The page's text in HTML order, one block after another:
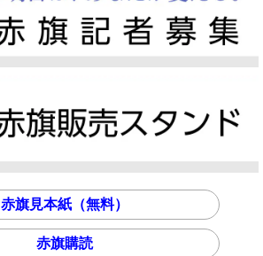
赤旗見本紙（無料）
赤旗購読